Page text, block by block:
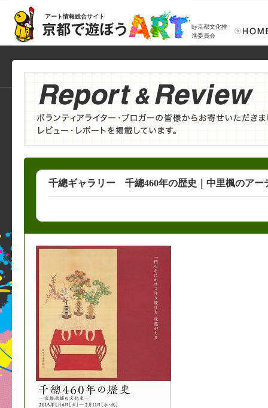
アート情報総合サイト
by京都文化推
進委員会
千總ギャラリー 千總460年の歴史｜中里楓のア